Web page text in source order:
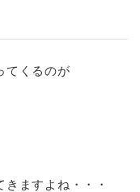
てくるのが
ますよね・・・